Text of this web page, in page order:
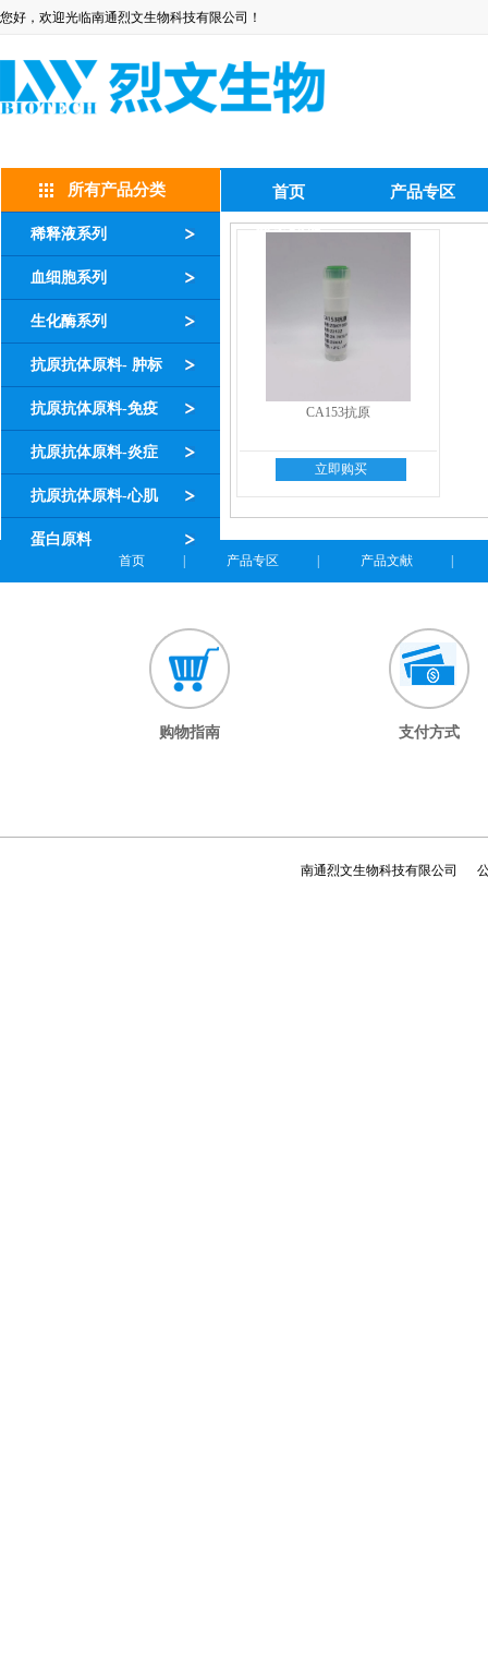
您好，欢迎光临南通烈文生物科技有限公司！
所有产品分类
稀释液系列
血细胞系列
生化酶系列
抗原抗体原料- 肿标
抗原抗体原料-免疫
抗原抗体原料-炎症
抗原抗体原料-心肌
蛋白原料
首页 产品专区
联系我们
CA153抗原
立即购买
首页 产品专区 产品文献
购物指南 支付方式
南通烈文生物科技有限公司 公